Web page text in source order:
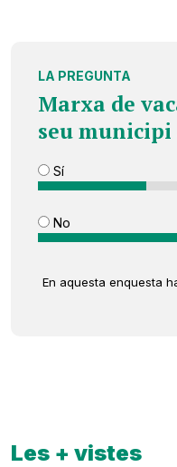
LA PREGUNTA
Marxa de
seu municipi
Sí
No
En aquesta enquesta
Les + vistes